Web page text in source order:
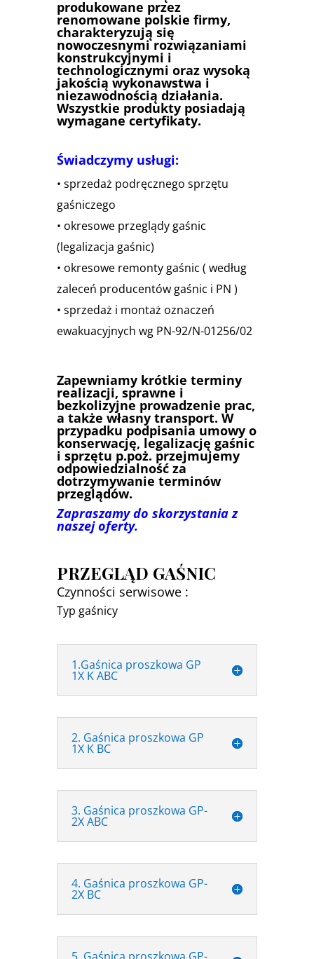
produkowane przez
renomowane polskie firmy,
charakteryzują się
nowoczesnymi rozwiązaniami
konstrukcyjnymi i
technologicznymi oraz wysoką
jakością wykonawstwa i
niezawodnością działania.
Wszystkie produkty posiadają
wymagane certyfikaty.
Świadczymy usługi:
• sprzedaż podręcznego sprzętu
gaśniczego
• okresowe przeglądy gaśnic
(legalizacja gaśnic)
• okresowe remonty gaśnic ( według
zaleceń producentów gaśnic i PN )
• sprzedaż i montaż oznaczeń
ewakuacyjnych wg PN-92/N-01256/02
Zapewniamy krótkie terminy
realizacji, sprawne i
bezkolizyjne prowadzenie prac,
a także własny transport. W
przypadku podpisania umowy o
konserwację, legalizację gaśnic
i sprzętu p.poż. przejmujemy
odpowiedzialność za
dotrzymywanie terminów
przeglądów.
Zapraszamy do skorzystania z
naszej oferty.
PRZEGLĄD GAŚNIC
Czynności serwisowe :
Typ gaśnicy
1.Gaśnica proszkowa GP
1X K ABC
2. Gaśnica proszkowa GP
1X K BC
3. Gaśnica proszkowa GP-
2X ABC
4. Gaśnica proszkowa GP-
2X BC